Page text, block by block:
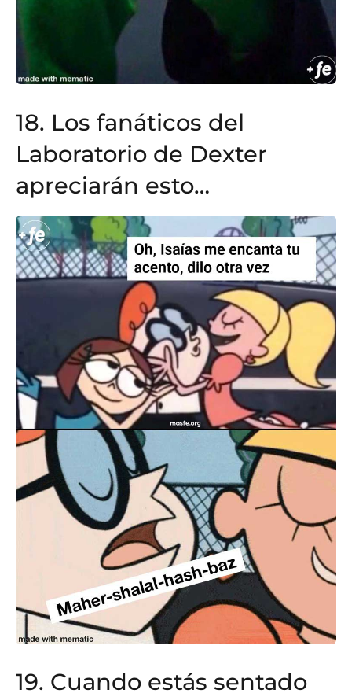
18. Los fanáticos del
Laboratorio de Dexter
apreciarán esto…
19. Cuando estás sentado